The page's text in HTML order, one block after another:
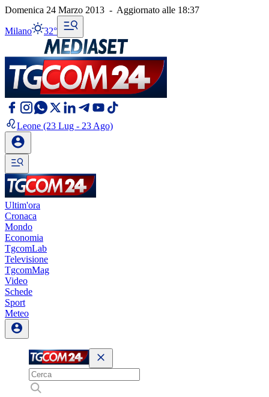
Domenica 24 Marzo 2013 - Aggiornato alle 18:37
Milano 32°
Leone (23 Lug - 23 Ago)
Ultim'ora
Cronaca
Mondo
Economia
TgcomLab
Televisione
TgcomMag
Video
Schede
Sport
Meteo